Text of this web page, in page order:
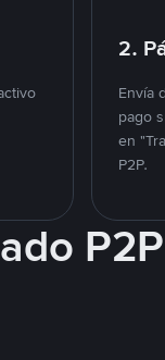
2.
Envía
pago
en
P2P.
P2P